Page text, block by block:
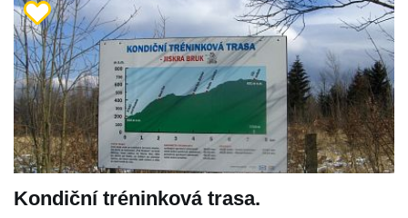
Kondiční tréninková trasa.